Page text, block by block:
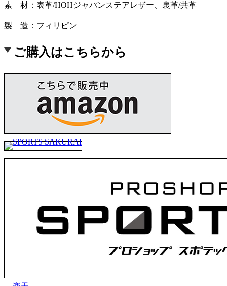
素 材 表革/HOHジャパンステアレザー、裏革/共革
製 造 フィリピン
ご購入はこちらから